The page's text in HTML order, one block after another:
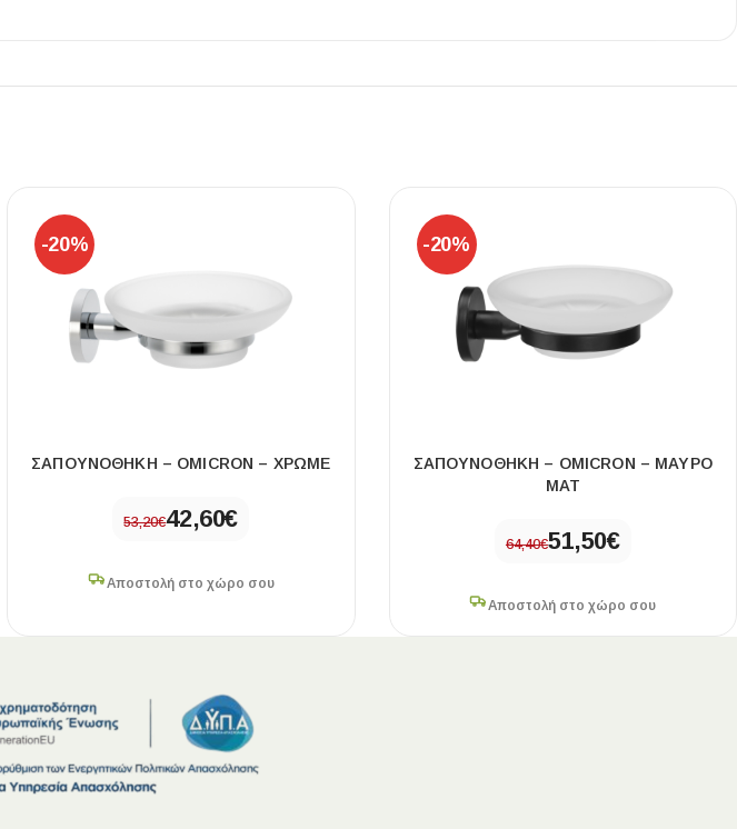
-20%
ΣΑΠΟΥΝΟΘΗΚΗ – OMICRON – ΧΡΩΜΕ
53,20€42,60€
Αποστολή στο χώρο σου
-20%
ΣΑΠΟΥΝΟΘΗΚΗ – OMICRON – ΜΑΥΡΟ
ΜΑΤ
64,40€51,50€
Αποστολή στο χώρο σου